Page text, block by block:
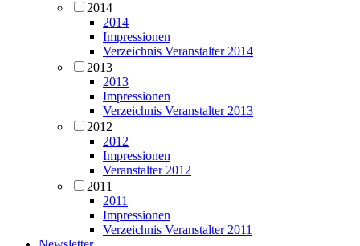
2014
2014
Impressionen
Verzeichnis Veranstalter 2014
2013
2013
Impressionen
Verzeichnis Veranstalter 2013
2012
2012
Impressionen
Veranstalter 2012
2011
2011
Impressionen
Verzeichnis Veranstalter 2011